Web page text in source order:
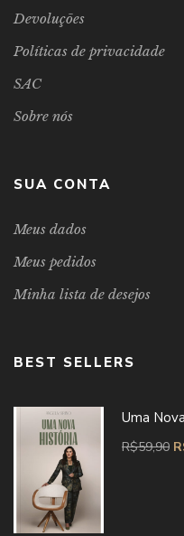
Devoluções
Políticas de privacidade
SAC
Sobre nós
SUA CONTA
Meus dados
Meus pedidos
Minha lista de desejos
BEST SELLERS
Uma
R$59,90